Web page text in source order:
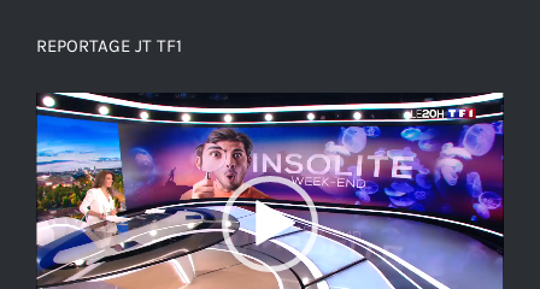
REPORTAGE JT TF1
Lecteur
vidéo